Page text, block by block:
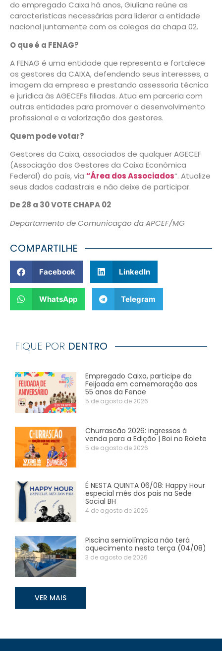
do empregado Caixa há anos, Giuliana reúne as
características necessárias para liderar a entidade
nacional juntamente com os colegas da chapa 02.
O que é a FENAG?
A FENAG é uma entidade que representa e fortalece
os gestores da CAIXA, defendendo seus interesses, a
imagem da empresa e prestando assessoria técnica
e jurídica às AGECEFs filiadas. Atua em parceria com
outras entidades para promover o desenvolvimento
profissional e a valorização dos gestores.
Quem pode votar?
Gestores da Caixa, associados de qualquer AGECEF
(Associação dos Gestores da Caixa Econômica
Federal) do país, via “Área dos Associados“. Atualize
seus dados cadastrais e não deixe de participar.
De 28 a 30 VOTE CHAPA 02
Departamento de Comunicação da APCEF/MG
COMPARTILHE
Facebook LinkedIn
WhatsApp Telegram
FIQUE POR DENTRO
Empregado Caixa, participe da
Feijoada em comemoração aos
55 anos da Fenae
5 de agosto de 2026
Churrascão 2026: ingressos à
venda para a Edição | Boi no Rolete
5 de agosto de 2026
É NESTA QUINTA 06/08: Happy Hour
especial mês dos pais na Sede
Social BH
4 de agosto de 2026
Piscina semiolímpica não terá
aquecimento nesta terça (04/08)
3 de agosto de 2026
VER MAIS